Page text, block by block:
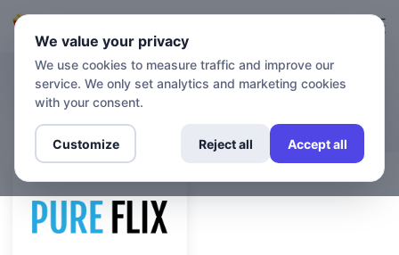
渠道
纯弗利克斯
We value your privacy
We use cookies to measure traffic and improve our
service. We only set analytics and marketing cookies
with your consent.
Customize Reject all Accept all